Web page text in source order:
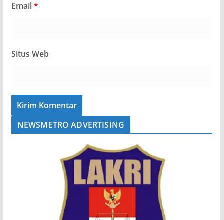
Email*
Situs Web
NEWSMETRO ADVERTISING